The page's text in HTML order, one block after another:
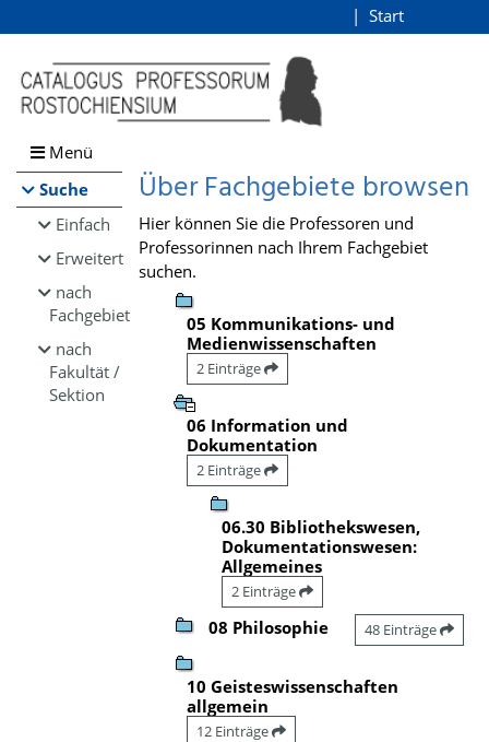
Browsen
direkt zum Inhalt
Start
Menü
Suche
Einfach
Erweitert
nach
Fachgebiet
nach
Fakultät /
Sektion
Über Fachgebiete browsen
Hier können Sie die Professoren und
Professorinnen nach Ihrem Fachgebiet
suchen.
05 Kommunikations- und
Medienwissenschaften
2 Einträge
06 Information und
Dokumentation
2 Einträge
06.30 Bibliothekswesen,
Dokumentationswesen:
Allgemeines
2 Einträge
08 Philosophie 48 Einträge
10 Geisteswissenschaften
allgemein
12 Einträge